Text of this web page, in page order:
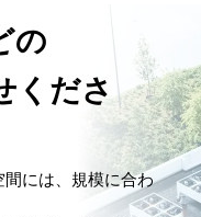
の
くださ
には、規模に合わ